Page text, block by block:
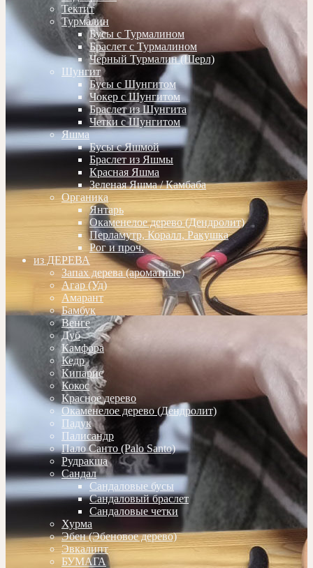
Тектит
Турмалин
Бусы с Турмалином
Браслет с Турмалином
Черный Турмалин (Шерл)
Шунгит
Бусы с Шунгитом
Чокер с Шунгитом
Браслет из Шунгита
Четки с Шунгитом
Яшма
Бусы с Яшмой
Браслет из Яшмы
Красная Яшма
Зеленая Яшма / Камбаба
Органика
Янтарь
Окаменелое дерево (Дендролит)
Перламутр, Коралл, Ракушка
Рог и проч.
из ДЕРЕВА
Запах дерева (ароматные)
Агар (Уд)
Амарант
Бамбук
Венге
Дуб
Камфора
Кедр
Кипарис
Кокос
Красное дерево
Окаменелое дерево (Дендролит)
Падук
Палисандр
Пало Санто (Palo Santo)
Рудракша
Сандал
Сандаловые бусы
Сандаловый браслет
Сандаловые четки
Хурма
Эбен (Эбеновое дерево)
Эвкалипт
БУМАГА